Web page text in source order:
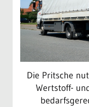
Die Pritsche
Wertstoff-